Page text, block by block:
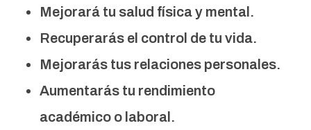
Mejorará tu salud física y mental.
Recuperarás el control de tu vida.
Mejorarás tus relaciones personales.
Aumentarás tu rendimiento
académico o laboral.